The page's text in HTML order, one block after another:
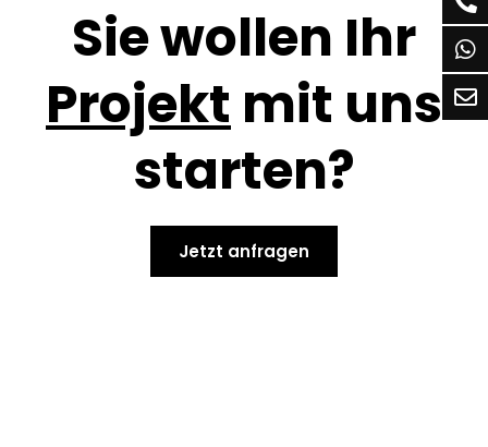
Sie wollen Ihr
Projekt mit uns
starten?
Jetzt anfragen